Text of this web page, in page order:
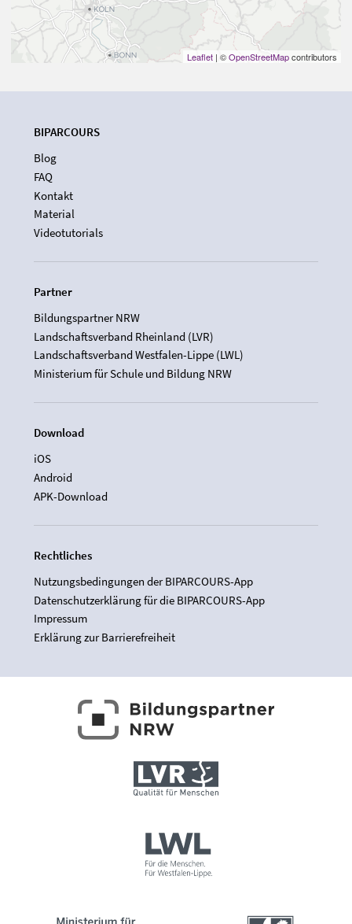
Leaflet | ©OpenStreetMapcontributors
BIPARCOURS
Blog
FAQ
Kontakt
Material
Videotutorials
Partner
Bildungspartner NRW
Landschaftsverband Rheinland (LVR)
Landschaftsverband Westfalen-Lippe (LWL)
Ministerium für Schule und Bildung NRW
Download
iOS
Android
APK-Download
Rechtliches
Nutzungsbedingungen der BIPARCOURS-App
Datenschutzerklärung für die BIPARCOURS-App
Impressum
Erklärung zur Barrierefreiheit